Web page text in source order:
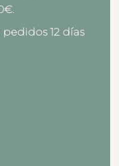
12 días